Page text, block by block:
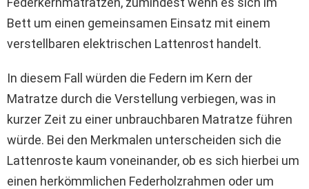
Bett um einen gemeinsamen Einsatz mit einem
verstellbaren elektrischen Lattenrost handelt.
In diesem Fall würden die Federn im Kern der
Matratze durch die Verstellung verbiegen, was in
kurzer Zeit zu einer unbrauchbaren Matratze führen
würde. Bei den Merkmalen unterscheiden sich die
Lattenroste kaum voneinander, ob es sich hierbei um
einen herkömmlichen Federholzrahmen oder um